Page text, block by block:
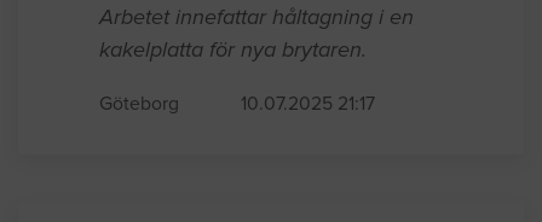
Arbetet innefattar håltagning i en
kakelplatta för nya brytaren.
Göteborg 10.07.2025 21:17